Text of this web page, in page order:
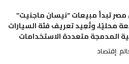
تبدأ مبيعات “نيسان ماجنيت”
محليًا، وتُعِيد تعريف فئة السيارات
المدمجة متعددة الاستخدامات
إقتصاد